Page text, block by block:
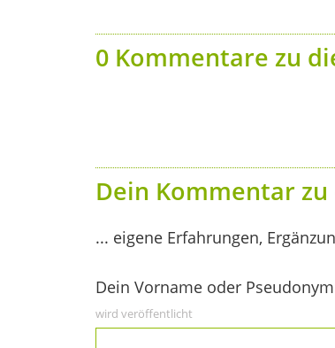
0 Kommentare zu
Dein Kommentar
... eigene Erfahrungen,
Dein Vorname oder
wird veröffentlicht